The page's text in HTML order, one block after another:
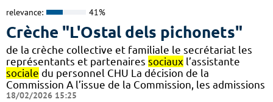
relevance: 41%
Crèche "L'Ostal dels pichonets"
de la crèche collective et familiale le secrétariat les
représentants et partenaires sociaux l’assistante
sociale du personnel CHU La décision de la
Commission A l’issue de la Commission, les admissions
18/02/2026 15:25